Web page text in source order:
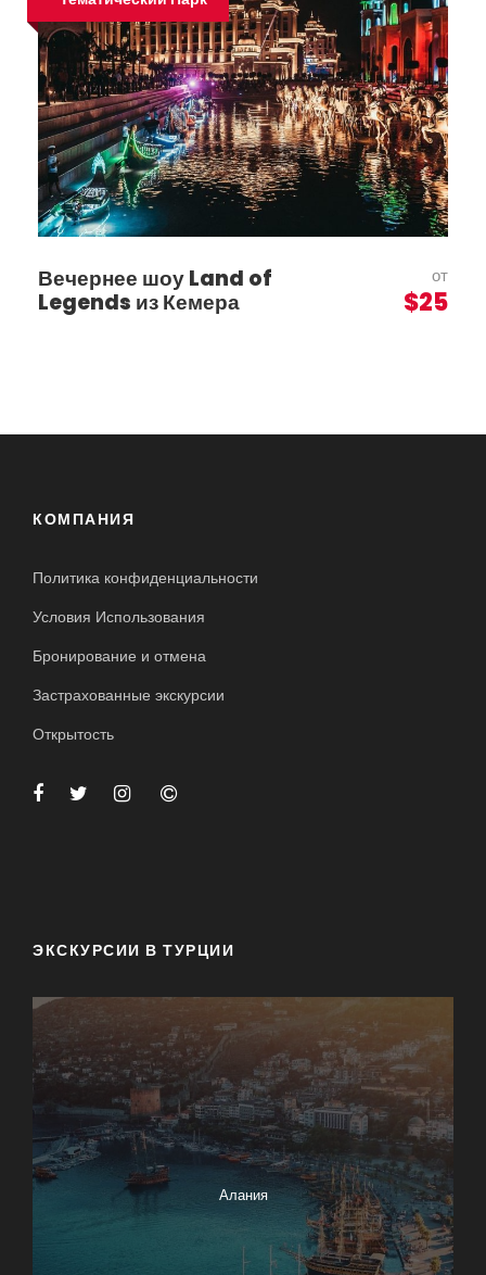
Вечернее шоу Land of
Legends из Кемера
от
$25
КОМПАНИЯ
Политика конфиденциальности
Условия Использования
Бронирование и отмена
Застрахованные экскурсии
Открытость
ЭКСКУРСИИ В ТУРЦИИ
Алания